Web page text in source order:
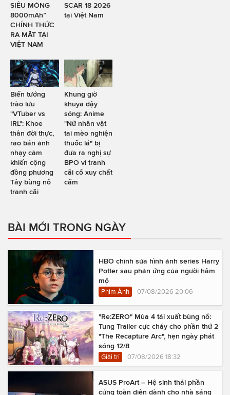
SIÊU MỎNG
8000mAh”
CHÍNH THỨC
RA MẮT TẠI
VIỆT NAM
SCAR 18 2026
tại Việt Nam
Biến tướng
trào lưu
"VTuber vs
IRL": Khoe
thân đời thực,
rao bán ảnh
nhạy cảm
khiến cộng
đồng phương
Tây bùng nổ
tranh cãi
Khung giờ
khuya dậy
sóng: Anime
"Nữ nhân vật
tai mèo nghiện
thuốc lá" bị
đưa ra nghị sự
BPO vì tranh
cãi cổ xuy chất
cấm
BÀI MỚI TRONG NGÀY
HBO chỉnh sửa hình ảnh series Harry
Potter sau phản ứng của người hâm
mộ
Phim Ảnh 07/08/2026 20:06
"Re:ZERO" Mùa 4 tái xuất bùng nổ:
Tung Trailer cực cháy cho phần thứ 2
"The Recapture Arc", hẹn ngày phát
sóng 12/8
Giải trí 07/08/2026 18:32
ASUS ProArt – Hệ sinh thái phần
cứng toàn diện dành cho nhà sáng